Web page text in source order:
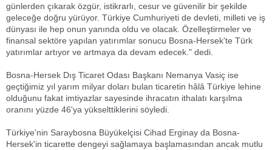
günlerden çıkarak özgür, istikrarlı, cesur ve güvenilir bir şekilde
geleceğe doğru yürüyor. Türkiye Cumhuriyeti de devleti, milleti ve iş
dünyası ile hep onun yanında oldu ve olacak. Özelleştirmeler ve
finansal sektöre yapılan yatırımlar sonucu Bosna-Hersek'te Türk
yatırımlar artıyor ve artmaya da devam edecek." dedi.
Bosna-Hersek Dış Ticaret Odası Başkanı Nemanya Vasiç ise
geçtiğimiz yıl yarım milyar doları bulan ticaretin hâlâ Türkiye lehine
olduğunu fakat imtiyazlar sayesinde ihracatın ithalatı karşılma
oranını yüzde 46'ya yükselttiklerini söyledi.
Türkiye'nin Saraybosna Büyükelçisi Cihad Erginay da Bosna-
Hersek'in ticarette dengeyi sağlamaya başlamasından ancak mutlu